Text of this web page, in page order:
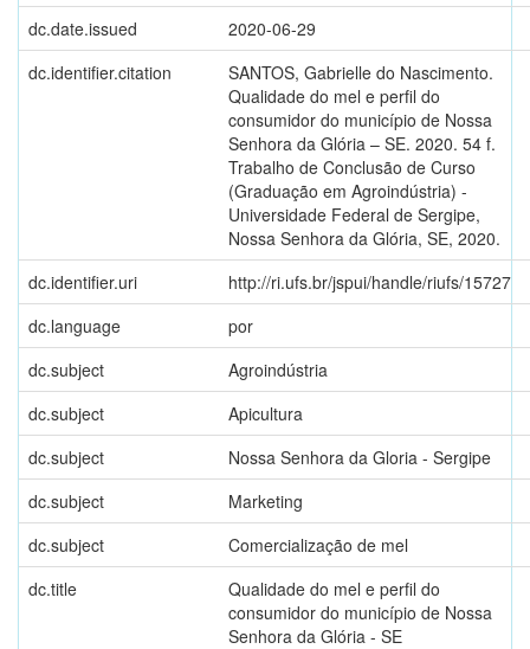
dc.date.issued
2020-06-29
dc.identifier.citation
SANTOS, Gabrielle do Nascimento.
Qualidade do mel e perfil do
consumidor do município de Nossa
Senhora da Glória – SE. 2020. 54 f.
Trabalho de Conclusão de Curso
(Graduação em Agroindústria) -
Universidade Federal de Sergipe,
Nossa Senhora da Glória, SE, 2020.
dc.identifier.uri
http://ri.ufs.br/jspui/handle/riufs/15727
dc.language
por
dc.subject
Agroindústria
dc.subject
Apicultura
dc.subject
Nossa Senhora da Gloria - Sergipe
dc.subject
Marketing
dc.subject
Comercialização de mel
dc.title
Qualidade do mel e perfil do
consumidor do município de Nossa
Senhora da Glória - SE